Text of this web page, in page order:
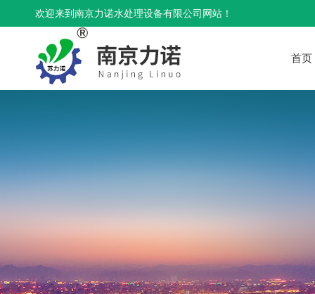
欢迎来到南京力诺水处理设备有限公司网站！
首页